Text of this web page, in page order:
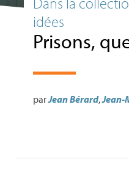
idées
Prisons,
parJean Bérard,Jean-